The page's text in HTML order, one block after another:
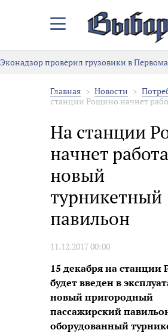
Закрыть/
меню
Эконадзор проверил грузовики в
Главная Новости
станции Рощино начнет
На станции
начнет
новый
турникетный
павильон
11.12.2017 00:00
15 декабря на
будет введен в
новый пригородный
пассажирский
оборудованный